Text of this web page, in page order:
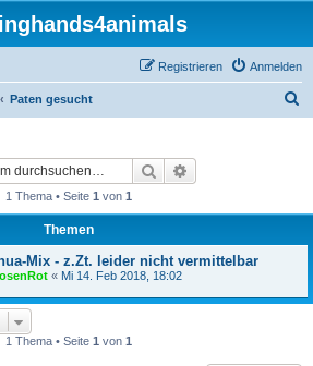
Anmelden
Registrieren
Paten gesucht
Suche
1 Thema • Seite 1 von 1
Themen
Mix - z.Zt. leider nicht vermittelbar
« Mi 14. Feb 2018, 18:02
1 Thema • Seite 1 von 1